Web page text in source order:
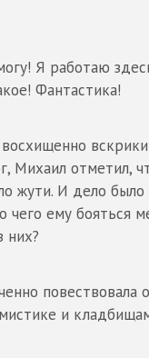
Я работаю
Фантастика!
Михаил отметил,
жути. И дело было
чего ему бояться
них?
повествовала
и